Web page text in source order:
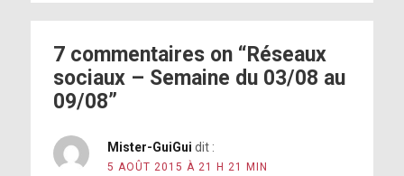
[photo]
https://instagram.com/p/6DTc33JFKp/
7 commentaires on “Réseaux
sociaux – Semaine du 03/08 au
09/08”
Mister-GuiGui dit :
5 AOÛT 2015 À 21 H 21 MIN